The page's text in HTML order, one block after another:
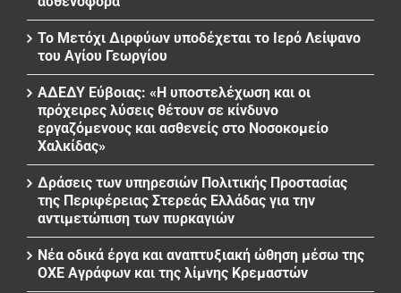
Το Μετόχι Διρφύων υποδέχεται το Ιερό Λείψανο
του Αγίου Γεωργίου
ΑΔΕΔΥ Εύβοιας: «Η υποστελέχωση και οι
πρόχειρες λύσεις θέτουν σε κίνδυνο
εργαζόμενους και ασθενείς στο Νοσοκομείο
Χαλκίδας»
Δράσεις των υπηρεσιών Πολιτικής Προστασίας
της Περιφέρειας Στερεάς Ελλάδας για την
αντιμετώπιση των πυρκαγιών
Νέα οδικά έργα και αναπτυξιακή ώθηση μέσω της
ΟΧΕ Αγράφων και της λίμνης Κρεμαστών